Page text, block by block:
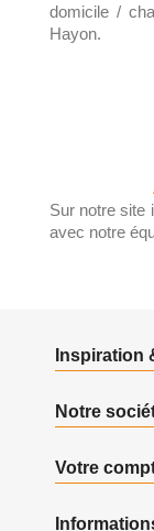
domicile /
Hayon.
Sur notre site
avec notre
Inspiration
Notre
Votre